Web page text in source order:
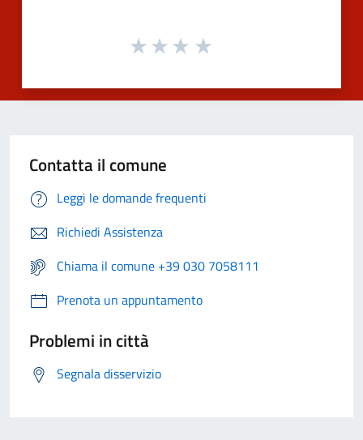
Contatta il comune
Leggi le domande frequenti
Richiedi Assistenza
Chiama il comune +39 030 7058111
Prenota un appuntamento
Problemi in città
Segnala disservizio